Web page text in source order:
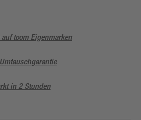
toom Eigenmarken
in 2 Stunden